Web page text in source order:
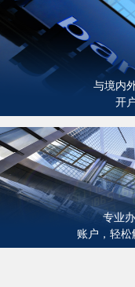
与境内
开
专业
账户，轻